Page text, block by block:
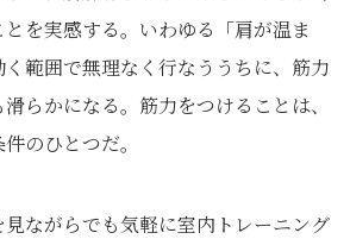
を実感する。いわゆる「肩が温ま
範囲で無理なく行なううちに、筋力
らかになる。筋力をつけることは、
のひとつだ。
ながらでも気軽に室内トレーニング